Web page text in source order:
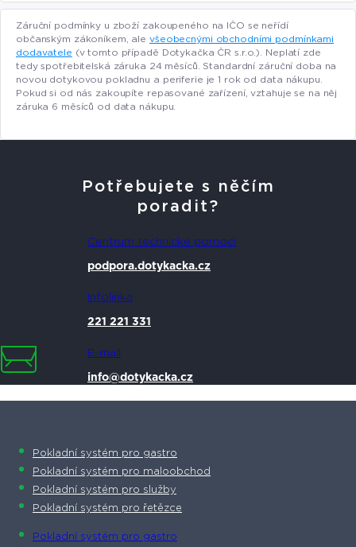
Záruční podmínky u zboží zakoupeného na IČO se neřídí
občanským zákoníkem, alevšeobecnými obchodními podmínkami
dodavatele (v tomto případě Dotykačka ČR s.r.o.). Neplatí zde
tedy spotřebitelská záruka 24 měsíců. Standardní záruční doba na
novou dotykovou pokladnu a periferie je 1 rok od data nákupu.
Pokud si od nás zakoupíte repasované zařízení, vztahuje se na něj
záruka 6 měsíců od data nákupu.
Potřebujete s něčím
poradit?
Centrum technické pomoci
podpora.dotykacka.cz
Infolinka
221 221 331
E-mail
info@dotykacka.cz
Pokladní systém pro gastro
Pokladní systém pro maloobchod
Pokladní systém pro služby
Pokladní systém pro řetězce
Pokladní systém pro gastro